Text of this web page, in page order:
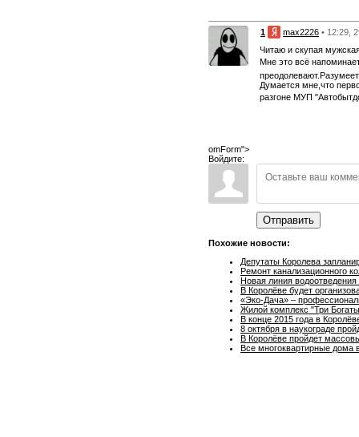
1 max2226 • 12:29,
Читаю и скупая
Мне это всё
Думается мне,что
разгоне МУП
omForm">
Войдите:
Отправить
Похожие новости:
Депутаты Королева
Ремонт канализационного
Новая линия
В Королёве будет
«Эко-Дача» –
Жилой комплекс "Три
В конце 2015 года в
8 октября в наукограде
В Королёве пройдет
Все многоквартирные дома